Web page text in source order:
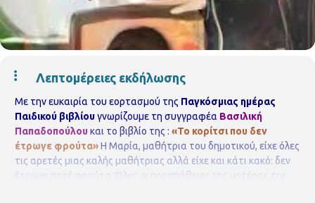
Λεπτομέρειες εκδήλωσης
Με την ευκαιρία του εορτασμού της Παγκόσμιας ημέρας
Παιδικού βιβλίουγνωρίζουμε τη συγγραφέα Βασιλική
Παπαδοπούλουκαι το βιβλίο της : «Το κορίτσι που δεν
έτρωγε φρούτα»Η Μαρία, μαθήτρια του δημοτικού, είχε όλες
τις αρετές μιας καλής μαθήτριας αλλά είχε και κάτι κακό: δεν
έτρωγε ποτέ φρούτα. Όλες οι προσπάθειες της μητέρας της